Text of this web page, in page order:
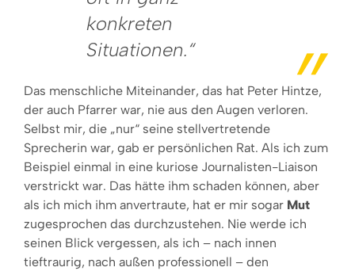
konkreten
Situationen.“
Das menschliche Miteinander, das hat Peter Hintze,
der auch Pfarrer war, nie aus den Augen verloren.
Selbst mir, die „nur“ seine stellvertretende
Sprecherin war, gab er persönlichen Rat. Als ich zum
Beispiel einmal in eine kuriose Journalisten-Liaison
verstrickt war. Das hätte ihm schaden können, aber
als ich mich ihm anvertraute, hat er mir sogar Mut
zugesprochen das durchzustehen. Nie werde ich
seinen Blick vergessen, als ich – nach innen
tieftraurig, nach außen professionell – den